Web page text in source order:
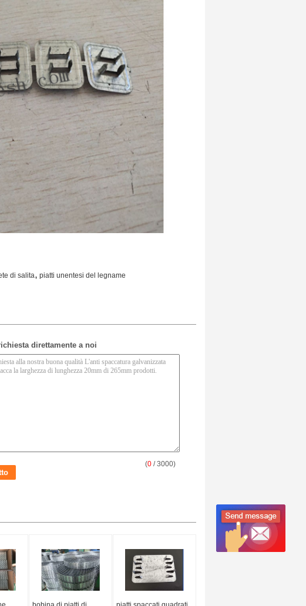
di salita, piatti unentesi del legname
direttamente a noi
(0 / 3000)